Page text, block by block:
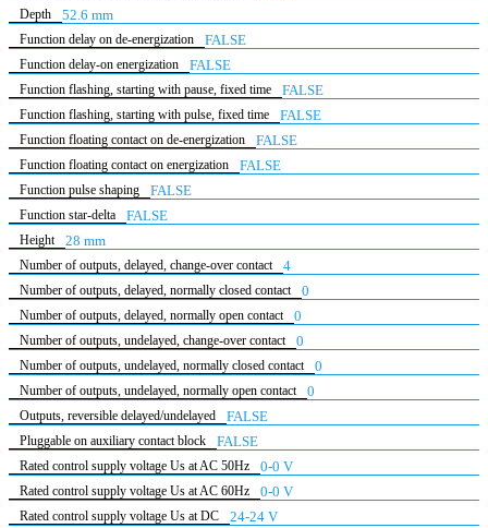
Depth 52.6 mm
Function delay on de-energization FALSE
Function delay-on energization FALSE
Function flashing, starting with pause, fixed time FALSE
Function flashing, starting with pulse, fixed time FALSE
Function floating contact on de-energization FALSE
Function floating contact on energization FALSE
Function pulse shaping FALSE
Function star-delta FALSE
Height 28 mm
Number of outputs, delayed, change-over contact 4
Number of outputs, delayed, normally closed contact 0
Number of outputs, delayed, normally open contact 0
Number of outputs, undelayed, change-over contact 0
Number of outputs, undelayed, normally closed contact 0
Number of outputs, undelayed, normally open contact 0
Outputs, reversible delayed/undelayed FALSE
Pluggable on auxiliary contact block FALSE
Rated control supply voltage Us at AC 50Hz 0-0 V
Rated control supply voltage Us at AC 60Hz 0-0 V
Rated control supply voltage Us at DC 24-24 V